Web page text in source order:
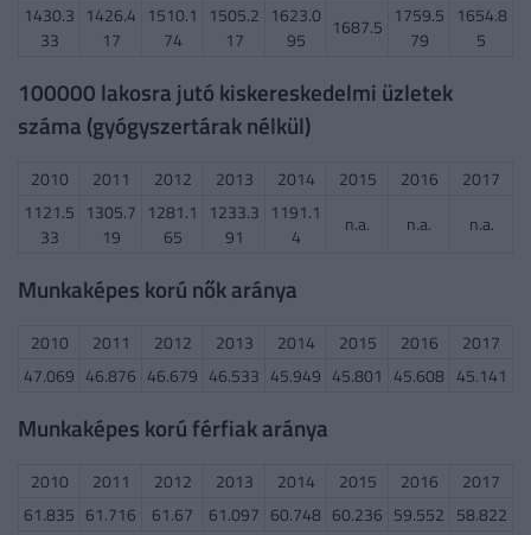
1430.3
33
1426.4
17
1510.1
74
1505.2
17
1623.0
95
1687.5 1759.5
79
1654.8
5
100000 lakosra jutó kiskereskedelmi üzletek
száma (gyógyszertárak nélkül)
2010 2011 2012 2013 2014 2015 2016
2017
1121.5
33
1305.7
19
1281.1
65
1233.3
91
1191.1
4
n.a. n.a. n.a.
Munkaképes korú nők aránya
2010 2011 2012 2013 2014 2015 2016
2017
47.069 46.876 46.679 46.533 45.949 45.801 45.608 45.141
Munkaképes korú férfiak aránya
2010 2011 2012 2013 2014 2015 2016
2017
61.835 61.716 61.67 61.097 60.748 60.236 59.552 58.822